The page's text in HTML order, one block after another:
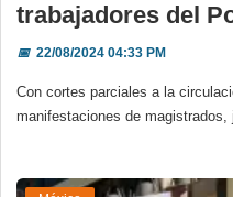
trabajadores del
📅22/08/2024 04:33 PM
Con cortes parciales a la
manifestaciones de